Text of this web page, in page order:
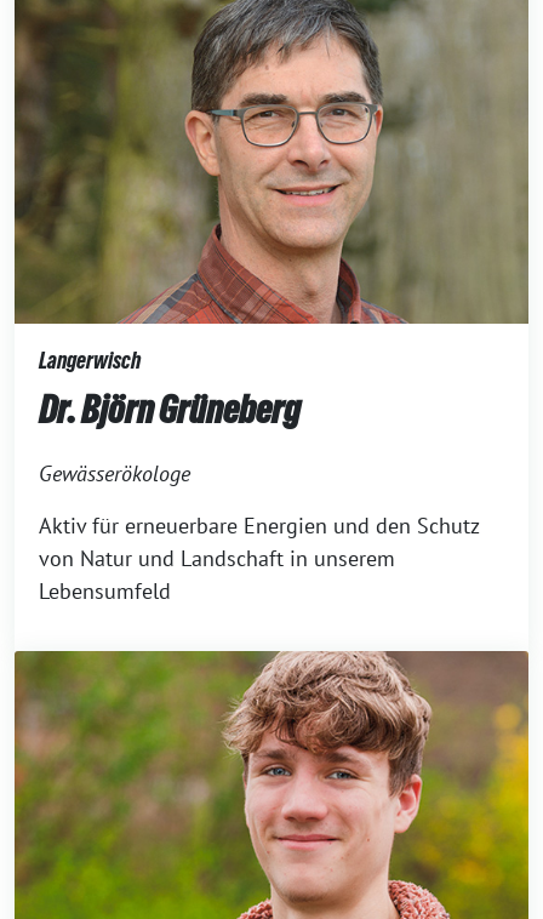
Langerwisch
Dr. Björn Grüneberg
Gewässerökologe
Aktiv für erneuerbare Energien und den Schutz
von Natur und Landschaft in unserem
Lebensumfeld